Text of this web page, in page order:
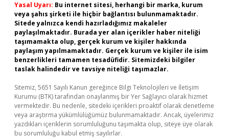
Yasal Uyarı: Bu internet sitesi, herhangi bir marka, kurum
veya şahıs şirketi ile hiçbir bağlantısı bulunmamaktadır.
Sitede yalnızca kendi hazırladığımız makaleler
paylaşılmaktadır. Burada yer alan içerikler haber niteliği
taşımamakta olup, gerçek kurum ve kişiler hakkında
paylaşım yapılmamaktadır. Gerçek kurum ve kişiler ile isim
benzerlikleri tamamen tesadüfidir. Sitemizdeki bilgiler
taslak halindedir ve tavsiye niteliği taşımazlar.
Sitemiz, 5651 Sayılı Kanun gereğince Bilgi Teknolojileri ve İletişim
Kurumu (BTK) tarafından onaylanmış bir Yer Sağlayıcı olarak hizmet
vermektedir. Bu nedenle, sitedeki içerikleri proaktif olarak denetleme
veya araştırma yükümlülüğümüz bulunmamaktadır. Ancak, üyelerimiz
yazdıkları içeriklerin sorumluluğunu taşımakta olup, siteye üye olarak
bu sorumluluğu kabul etmiş sayılırlar.